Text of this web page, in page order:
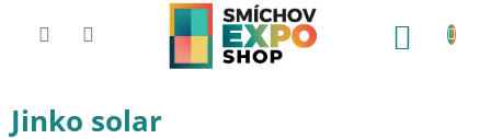
Jinko solar